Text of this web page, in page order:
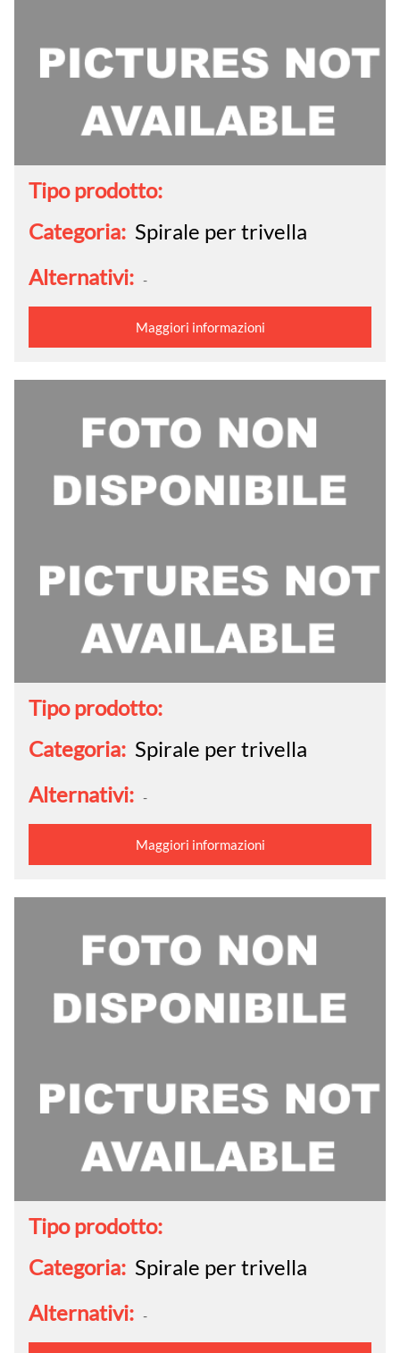
Tipo prodotto:
Categoria: Spirale per trivella
Alternativi: -
Maggiori informazioni
Tipo prodotto:
Categoria: Spirale per trivella
Alternativi: -
Maggiori informazioni
Tipo prodotto:
Categoria: Spirale per trivella
Alternativi: -